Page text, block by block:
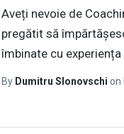
Aveți nevoie de
pregătit să
îmbinate cu
By Dumitru Slonovschi on